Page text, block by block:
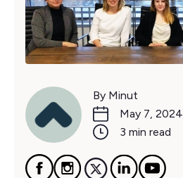
By Minut
May 7, 2024
3 min read